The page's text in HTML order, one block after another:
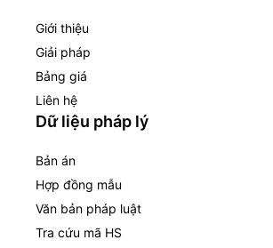
Giới thiệu
Giải pháp
Bảng giá
Liên hệ
Dữ liệu pháp lý
Bản án
Hợp đồng mẫu
Văn bản pháp luật
Tra cứu mã HS